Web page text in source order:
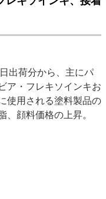
ント 信用情報
業界
ジネス・多彩な商材～
出荷分から、主にパ
ア・フレキソインキお
使用される塗料製品の
、顔料価格の上昇。